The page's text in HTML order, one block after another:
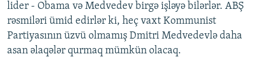
lider - Obama və Medvedev birgə işləyə bilərlər. ABŞ
rəsmiləri ümid edirlər ki, heç vaxt Kommunist
Partiyasının üzvü olmamış Dmitri Medvedevlə daha
asan əlaqələr qurmaq mümkün olacaq.